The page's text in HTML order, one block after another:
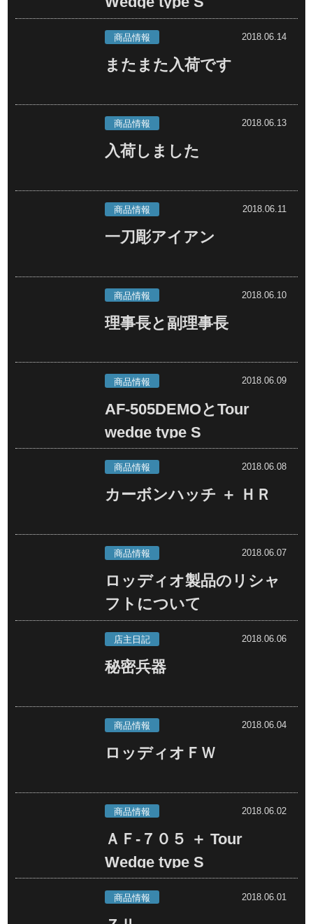
2018.06.14
商品情報
またまた入荷です
2018.06.13
商品情報
入荷しました
2018.06.11
商品情報
一刀彫アイアン
2018.06.10
商品情報
理事長と副理事長
2018.06.09
商品情報
AF-505DEMOとTour
wedge type S
2018.06.08
商品情報
カーボンハッチ ＋ ＨＲ
2018.06.07
商品情報
ロッディオ製品のリシャ
フトについて
2018.06.06
店主日記
秘密兵器
2018.06.04
商品情報
ロッディオＦＷ
2018.06.02
商品情報
ＡＦ-７０５ ＋ Tour
Wedge type S
2018.06.01
商品情報